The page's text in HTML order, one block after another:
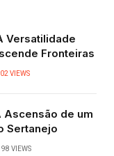
Versatilidade
Fronteiras
VIEWS
Ascensão de um
Sertanejo
98 VIEWS